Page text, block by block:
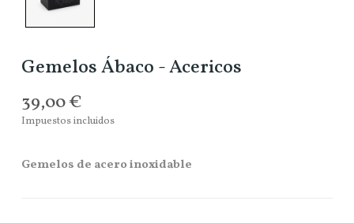
Gemelos Ábaco - Acericos
39,00 €
Impuestos incluidos
Gemelos de acero inoxidable